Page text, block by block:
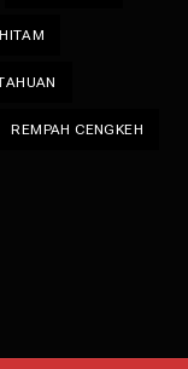
REMPAH CENGKEH